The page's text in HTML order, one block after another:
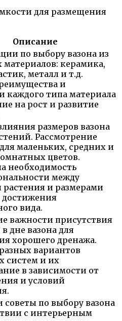
Описаниe
по выбору вазона из
материалов: керамика,
металл и т.д.
и
каждого типа материала
на рост и развитие
размеров вазона
Рассмотрение
маленьких, средних и
цветов.
необходимость
между
растения и размерами
достижения
вида.
важности присутствия
дне вазона для
хорошего дренажа.
вариантов
систем и их
в зависимости от
и условий
по выбору вазона
с интерьерным